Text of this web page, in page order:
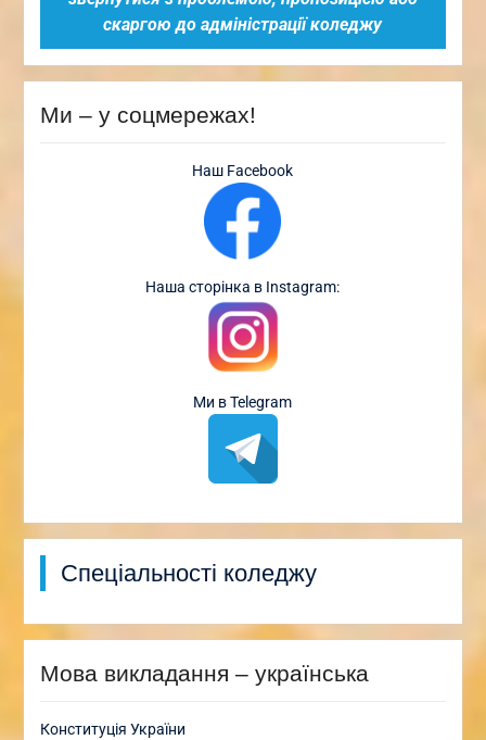
скаргою до адміністрації коледжу
Ми – у соцмережах!
Наш Facebook
Наша сторінка в Instagram:
Ми в Telegram
Спеціальності коледжу
Мова викладання – українська
Конституція України